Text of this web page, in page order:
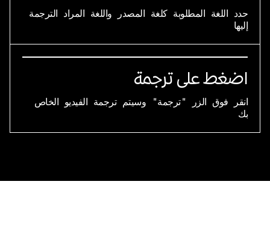
حدد اللغة المطلوبة كلغة المصدر واللغة المراد الترجمة
إليها
اضغط على ترجمة
انقر فوق الزر "ترجمة" وسيتم ترجمة الفيديو الخاص
بك